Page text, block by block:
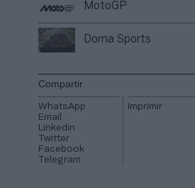
MotoGP
Dorna Sports
Compartir
WhatsApp
Email
Linkedin
Twitter
Facebook
Telegram
Imprimir